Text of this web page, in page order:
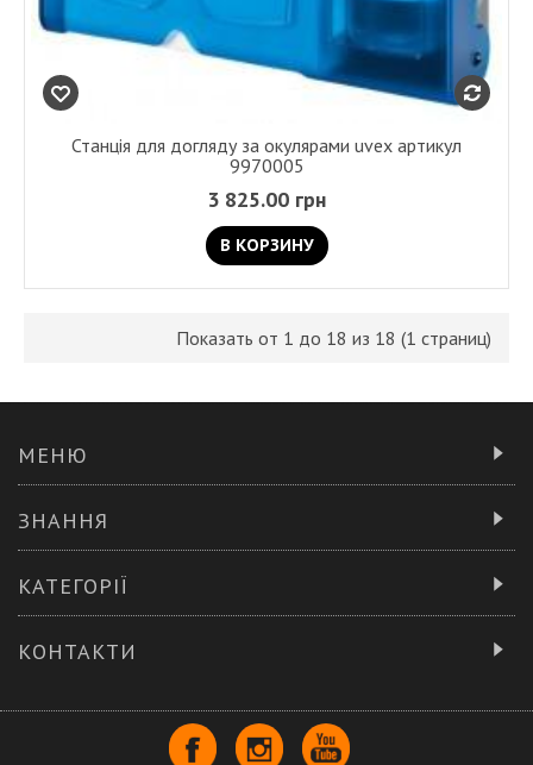
Станція для догляду за окулярами uvex артикул
9970005
3 825.00 грн
В КОРЗИНУ
Показать от 1 до 18 из 18 (1 страниц)
МЕНЮ
ЗНАННЯ
КАТЕГОРІЇ
КОНТАКТИ